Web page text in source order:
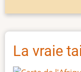
La vraie